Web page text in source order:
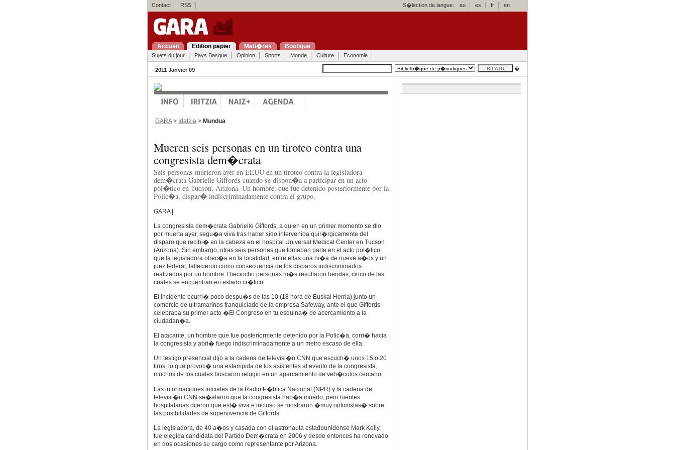
Contact RSS S�lection de langue: eu es fr en
Accueil Edition papier Mati�res Boutique
Sujets du jour Pays Basque Opinion Sports Monde Culture Economie
2011 Janvier 09 �
GARA> Idatzia > Mundua
Mueren seis personas en un tiroteo contra una
congresista dem�crata
Seis personas murieron ayer en EEUU en un tiroteo contra la legisladora
dem�crata Gabrielle Giffords cuando se dispon�a a participar en un acto
pol�tico en Tucson, Arizona. Un hombre, que fue detenido posteriormente por la
Polic�a, dispar� indiscriminadamente contra el grupo.
GARA |
La congresista dem�crata Gabrielle Giffords, a quien en un primer momento se dio
por muerta ayer, segu�a viva tras haber sido intervenida quir�rgicamente del
disparo que recibi� en la cabeza en el hospital Universal Medical Center en Tucson
(Arizona). Sin embargo, otras seis personas que tomaban parte en el acto pol�tico
que la legisladora ofrec�a en la localidad, entre ellas una ni�a de nueve a�os y un
juez federal, fallecieron como consecuencia de los disparos indiscriminados
realizados por un hombre. Dieciocho personas m�s resultaron heridas, cinco de las
cuales se encuentran en estado cr�tico.
El incidente ocurri� poco despu�s de las 10 (18 hora de Euskal Herria) junto un
comercio de ultramarinos franquiciado de la empresa Safeway, ante el que Giffords
celebraba su primer acto �El Congreso en tu esquina� de acercamiento a la
ciudadan�a.
El atacante, un hombre que fue posteriormente detenido por la Polic�a, corri� hacia
la congresista y abri� fuego indiscriminadamente a un metro escaso de ella.
Un testigo presencial dijo a la cadena de televisi�n CNN que escuch� unos 15 o 20
tiros, lo que provoc� una estampida de los asistentes al evento de la congresista,
muchos de los cuales buscaron refugio en un aparcamiento de veh�culos cercano.
Las informaciones iniciales de la Radio P�blica Nacional (NPR) y la cadena de
televisi�n CNN se�alaron que la congresista hab�a muerto, pero fuentes
hospitalarias dijeron que est� viva e incluso se mostraron �muy optimistas� sobre
las posibilidades de supervivencia de Giffords.
La legisladora, de 40 a�os y casada con el astronauta estadounidense Mark Kelly,
fue elegida candidata del Partido Dem�crata en 2006 y desde entonces ha renovado
en dos ocasiones su cargo como representante por Arizona.